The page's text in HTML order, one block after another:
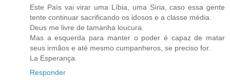
Este País vai virar uma Líbia, uma Síria, caso essa gente
tente continuar sacrificando os idosos e a classe média.
Deus me livre de tamanha loucura.
Mas a esquerda para manter o poder é capaz de matar
seus irmãos e até mesmo cumpanheros, se preciso for.
La Esperança.
Responder